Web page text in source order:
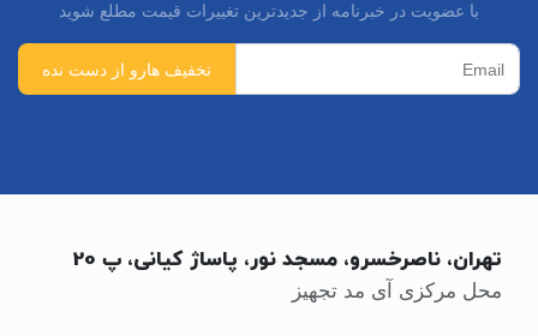
با عضویت در خبرنامه از جدیدترین تغییرات قیمت مطلع شوید
تهران، ناصرخسرو، مسجد نور، پاساژ کیانی، پ 20
محل مرکزی آی مد تجهیز